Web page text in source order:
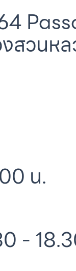
วนหล
น.
-